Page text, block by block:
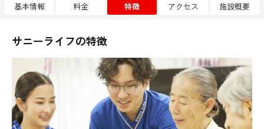
基本情報 料金 特徴 アクセス 施設概要
サニーライフの特徴